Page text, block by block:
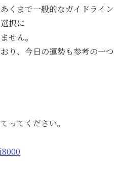
くまで一般的なガイドライン
択に
せん。
り、今日の運勢も参考の一つ
ってください。